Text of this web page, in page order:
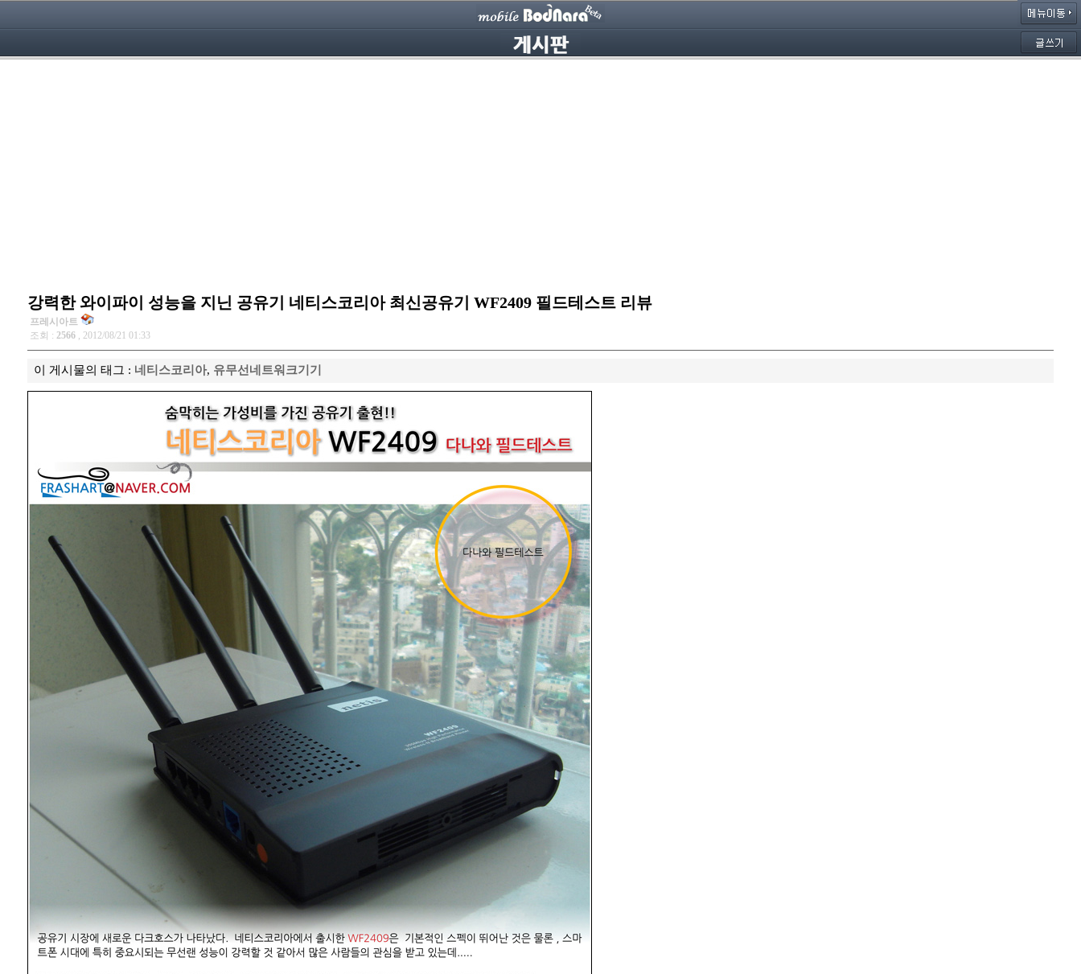
강력한 와이파이 성능을 지닌 공유기 네티스코리아 최신공유기 WF2409 필드테스트 리뷰
프레시아트
조회 : 2566 , 2012/08/21 01:33
이 게시물의 태그 : 네티스코리아, 유무선네트워크기기